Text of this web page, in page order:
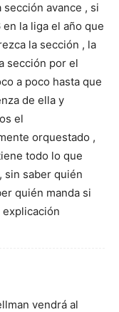
avance , si
la liga el año que
la sección , la
sección por el
a poco hasta que
de ella y
el
orquestado ,
todo lo que
sin saber quién
quién manda si
explicación
vendrá al